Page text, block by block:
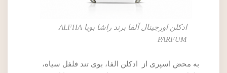
ادکلن اورجینال آلفا برند راشا بویا ALFHA
PARFUM
به محض اسپری از ادکلن الفا، بوی تند فلفل سیاه،